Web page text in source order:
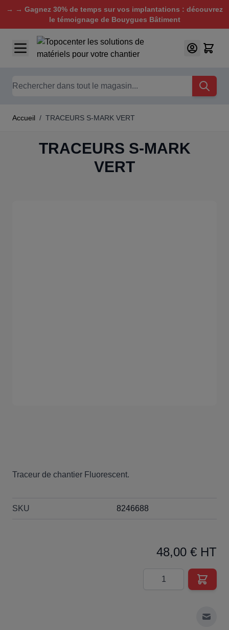
→ → Gagnez 30% de temps sur vos implantations : découvrez
le témoignage de Bouygues Bâtiment
Aller au contenu
Chercher
Accueil / TRACEURS S-MARK VERT
TRACEURS S-MARK
VERT
Traceur de chantier Fluorescent.
SKU 8246688
48,00 € HT
Quantité